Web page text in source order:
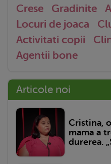
Crese Gradinite
Locuri de joaca
Activitati copii
Agentii bone
Articole noi
Cristina,
mama a
durerea.